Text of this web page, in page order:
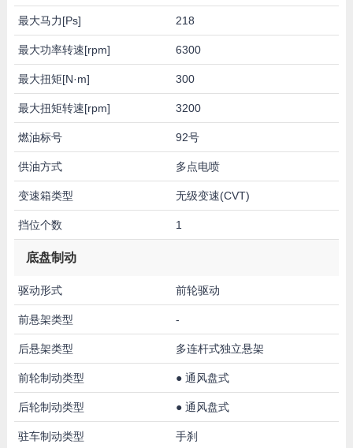
最大马力[Ps] 218
最大功率转速[rpm] 6300
最大扭矩[N·m] 300
最大扭矩转速[rpm] 3200
燃油标号 92号
供油方式 多点电喷
变速箱类型 无级变速(CVT)
挡位个数 1
底盘制动
驱动形式 前轮驱动
前悬架类型 -
后悬架类型 多连杆式独立悬架
前轮制动类型 ● 通风盘式
后轮制动类型 ● 通风盘式
驻车制动类型 手刹